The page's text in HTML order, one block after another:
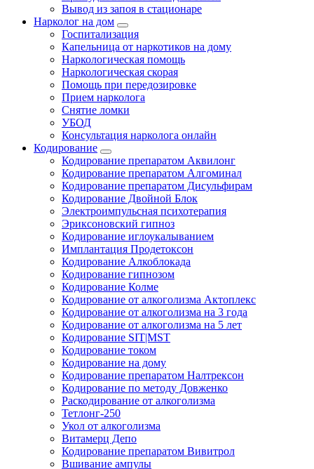
Вывод из запоя в стационаре
Нарколог на дом
Госпитализация
Капельница от наркотиков на дому
Наркологическая помощь
Наркологическая скорая
Помощь при передозировке
Прием нарколога
Снятие ломки
УБОД
Консультация нарколога онлайн
Кодирование
Кодирование препаратом Аквилонг
Кодирование препаратом Алгоминал
Кодирование препаратом Дисульфирам
Кодирование Двойной Блок
Электроимпульсная психотерапия
Эриксоновский гипноз
Кодирование иглоукалыванием
Имплантация Продетоксон
Кодирование Алкоблокада
Кодирование гипнозом
Кодирование Колме
Кодирование от алкоголизма Актоплекс
Кодирование от алкоголизма на 3 года
Кодирование от алкоголизма на 5 лет
Кодирование SIT|MST
Кодирование током
Кодирование на дому
Кодирование препаратом Налтрексон
Кодирование по методу Довженко
Раскодирование от алкоголизма
Тетлонг-250
Укол от алкоголизма
Витамерц Депо
Кодирование препаратом Вивитрол
Вшивание ампулы